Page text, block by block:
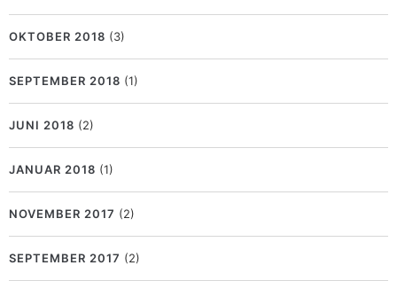
OKTOBER 2018 (3)
SEPTEMBER 2018 (1)
JUNI 2018 (2)
JANUAR 2018 (1)
NOVEMBER 2017 (2)
SEPTEMBER 2017 (2)